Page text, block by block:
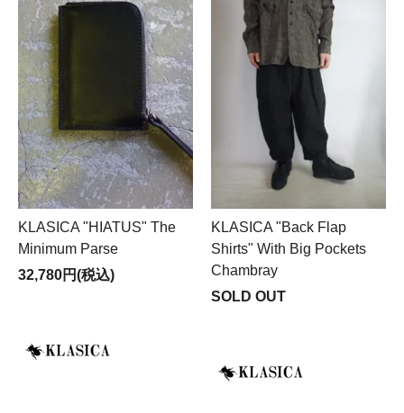
KLASICA "HIATUS" The
Minimum Parse
32,780円(税込)
KLASICA "Back Flap
Shirts" With Big Pockets
Chambray
SOLD OUT